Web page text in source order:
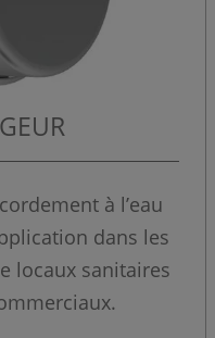
à l’eau
dans les
locaux sanitaires